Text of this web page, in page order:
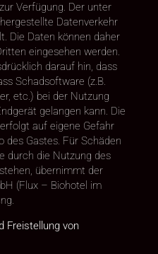
Verfügung. Der unter
Datenverkehr
Die Daten können daher
eingesehen werden.
darauf hin, dass
Schadsoftware (z.B.
etc.) bei der Nutzung
gelangen kann. Die
auf eigene Gefahr
des Gastes. Für Schäden
durch die Nutzung des
übernimmt der
(Flux – Biohotel im
Freistellung von